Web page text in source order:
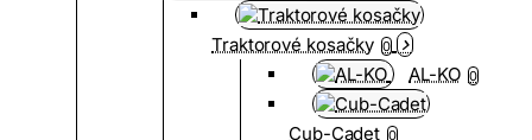
Traktorové kosačky 0
AL-KO 0
Cub-Cadet 0